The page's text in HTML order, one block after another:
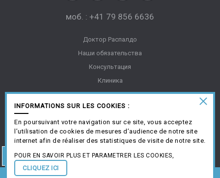
моб. : +41 79 856 6636
Доктор Распалдо
Наши обязательства
Консультация
Клиника
Пресса
Полезные ссылки
Юридическая информация
Галерея
INFORMATIONS SUR LES COOKIES :
En poursuivant votre navigation sur ce site, vous acceptez
l’utilisation de cookies de mesures d’audience de notre site
internet afin de réaliser des statistiques de visite de notre site.
POUR EN SAVOIR PLUS ET PARAMETRER LES COOKIES,
CLIQUEZ ICI